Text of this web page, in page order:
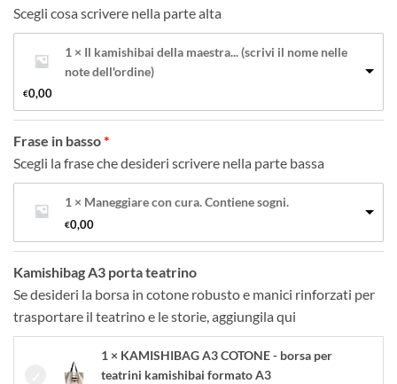
Scegli cosa scrivere nella parte alta
1 × Il kamishibai della maestra... (scrivi il nome nelle
note dell'ordine)
€0,00
Frase in basso
Scegli la frase che desideri scrivere nella parte bassa
1 × Maneggiare con cura. Contiene sogni.
€0,00
Kamishibag A3 porta teatrino
Se desideri la borsa in cotone robusto e manici rinforzati per
trasportare il teatrino e le storie, aggiungila qui
1 × KAMISHIBAG A3 COTONE - borsa per
teatrini kamishibai formato A3